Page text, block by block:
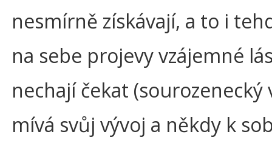
nesmírně získávají, a to i
na sebe projevy vzájemné
nechají čekat (sourozenecký
mívá svůj vývoj a někdy k